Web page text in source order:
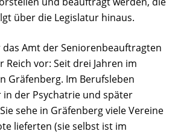
über die Legislatur hinaus.
Amt der Seniorenbeauftragten
Reich vor: Seit drei Jahren im
Gräfenberg. Im Berufsleben
in der Psychatrie und später
sehe in Gräfenberg viele Vereine
lieferten (sie selbst ist im